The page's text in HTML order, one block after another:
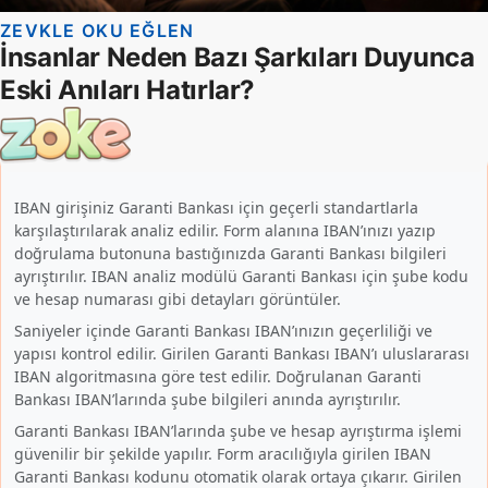
IBAN girişiniz Garanti Bankası için geçerli standartlarla
karşılaştırılarak analiz edilir. Form alanına IBAN’ınızı yazıp
doğrulama butonuna bastığınızda Garanti Bankası bilgileri
ayrıştırılır. IBAN analiz modülü Garanti Bankası için şube kodu
ve hesap numarası gibi detayları görüntüler.
Saniyeler içinde Garanti Bankası IBAN’ınızın geçerliliği ve
yapısı kontrol edilir. Girilen Garanti Bankası IBAN’ı uluslararası
IBAN algoritmasına göre test edilir. Doğrulanan Garanti
Bankası IBAN’larında şube bilgileri anında ayrıştırılır.
Garanti Bankası IBAN’larında şube ve hesap ayrıştırma işlemi
güvenilir bir şekilde yapılır. Form aracılığıyla girilen IBAN
Garanti Bankası kodunu otomatik olarak ortaya çıkarır. Girilen